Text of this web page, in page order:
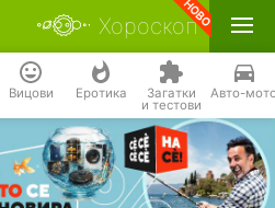
Хороскоп
Вицови Еротика Загатки
и тестови
Авто-